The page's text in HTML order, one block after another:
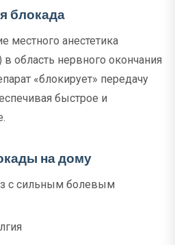
блокада
местного анестетика
область нервного окончания
«блокирует» передачу
быстрое и
на дому
с сильным болевым